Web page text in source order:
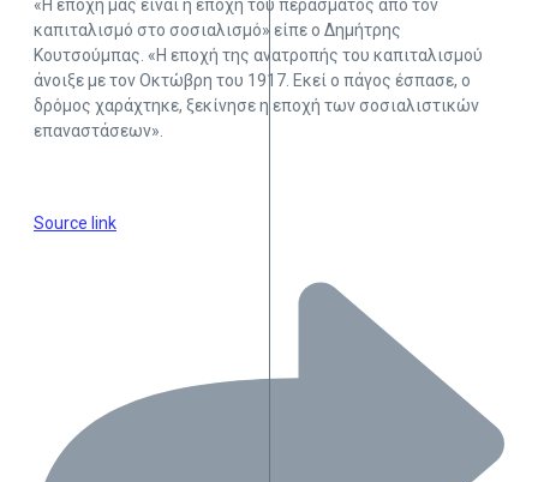
«Η εποχή μας είναι η εποχή του περάσματος από τον
καπιταλισμό στο σοσιαλισμό» είπε ο Δημήτρης
Κουτσούμπας. «Η εποχή της ανατροπής του καπιταλισμού
άνοιξε με τον Οκτώβρη του 1917. Εκεί ο πάγος έσπασε, ο
δρόμος χαράχτηκε, ξεκίνησε η εποχή των σοσιαλιστικών
επαναστάσεων».
Source link